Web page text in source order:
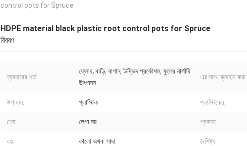
control pots for Spruce
HDPE material black plastic root control pots for Spruce
বিবরণ
ব্যবহারের শর্ত:
ফ্লোর, বাড়ি, বাগান, উদ্ভিদ প্রকৌশল, ফুলের নার্সারি
উৎপাদন
এর সাথে ব্যবহার করা:
উপাদান: প্লাস্টিক প্লাস্টিকের:
শেষ: লেপা নয় প্রকার:
রঙ: কালো অথবা সাদা বৈশিষ্ট্য: